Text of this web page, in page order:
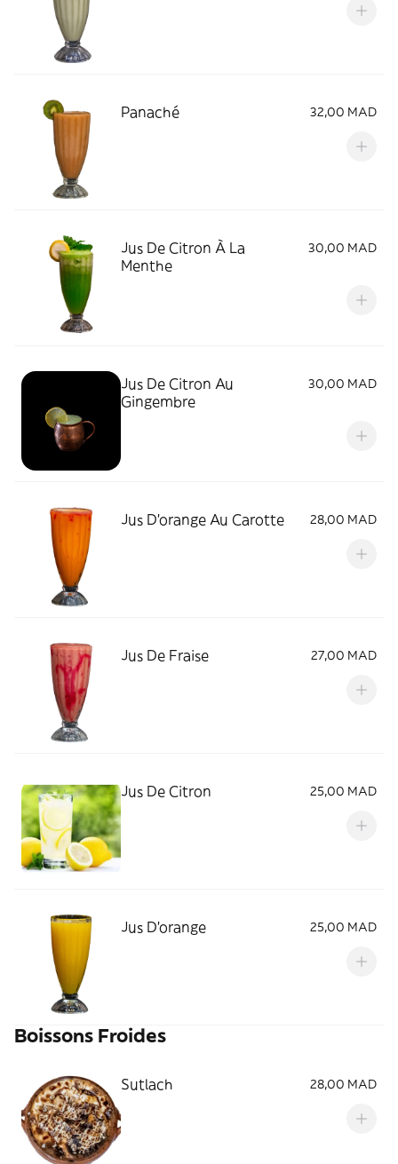
Panaché 32,00 MAD
Jus De Citron À La
Menthe
30,00 MAD
Jus De Citron Au
Gingembre
30,00 MAD
Jus D'orange Au Carotte 28,00 MAD
Jus De Fraise 27,00 MAD
Jus De Citron 25,00 MAD
Jus D'orange 25,00 MAD
Boissons Froides
Sutlach 28,00 MAD